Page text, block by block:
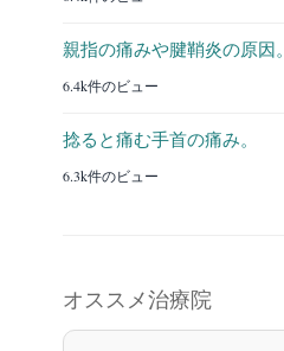
親指の痛みや腱鞘炎の原因。
6.4k件のビュー
捻ると痛む手首の痛み。
6.3k件のビュー
オススメ治療院